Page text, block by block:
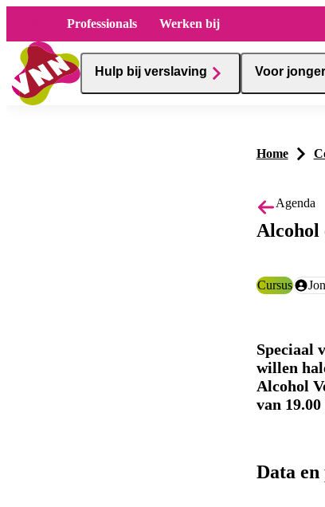
Professionals Werken bij
Hulp bij verslaving Voor
Home
Agenda
Alcohol
Categorie:
Cursus
Speciaal
willen
Alcohol
van
Data en